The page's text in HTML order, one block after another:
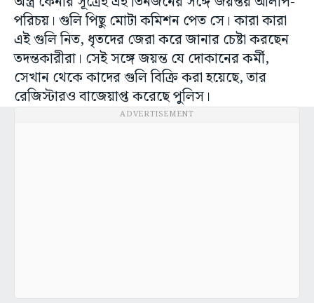
পরিচয়। গুলি পিছু মোটা কমিশন পেত সে। কারা কারা
এই গুলি নিত, ধৃতদের জেরা করে জানার চেষ্টা করছেন
তদন্তকারীরা। সেই সঙ্গে জয়ন্ত যে দোকানের কর্মী,
সেখান থেকে কাদের গুলি বিক্রি করা হয়েছে, তার
রেজিস্টারও বাজেয়াপ্ত করেছে পুলিস।
ADVERTISEMENT